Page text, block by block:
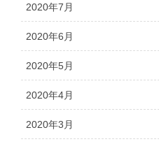
2020年7月
2020年6月
2020年5月
2020年4月
2020年3月